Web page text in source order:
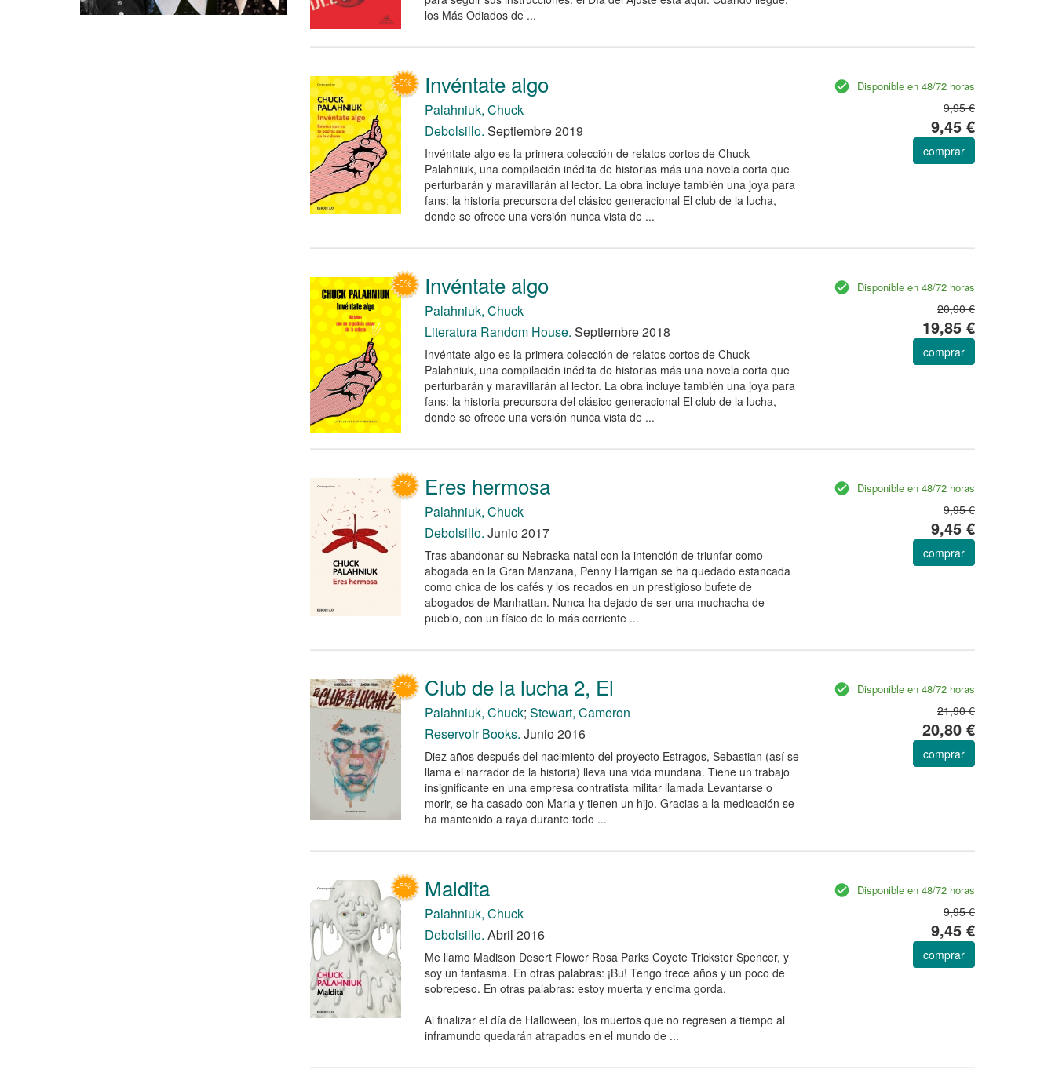
los Más Odiados de ...
Invéntate algo
Palahniuk, Chuck
Debolsillo. Septiembre 2019
Invéntate algo es la primera colección de relatos cortos de Chuck
Palahniuk, una compilación inédita de historias más una novela corta que
perturbarán y maravillarán al lector. La obra incluye también una joya para
fans: la historia precursora del clásico generacional El club de la lucha,
donde se ofrece una versión nunca vista de ...
Disponible en 48/72 horas
9,95 €
9,45 €
comprar
Invéntate algo
Palahniuk, Chuck
Literatura Random House. Septiembre 2018
Invéntate algo es la primera colección de relatos cortos de Chuck
Palahniuk, una compilación inédita de historias más una novela corta que
perturbarán y maravillarán al lector. La obra incluye también una joya para
fans: la historia precursora del clásico generacional El club de la lucha,
donde se ofrece una versión nunca vista de ...
Disponible en 48/72 horas
20,90 €
19,85 €
comprar
Eres hermosa
Palahniuk, Chuck
Debolsillo. Junio 2017
Tras abandonar su Nebraska natal con la intención de triunfar como
abogada en la Gran Manzana, Penny Harrigan se ha quedado estancada
como chica de los cafés y los recados en un prestigioso bufete de
abogados de Manhattan. Nunca ha dejado de ser una muchacha de
pueblo, con un físico de lo más corriente ...
Disponible en 48/72 horas
9,95 €
9,45 €
comprar
Club de la lucha 2, El
Palahniuk, Chuck; Stewart, Cameron
Reservoir Books. Junio 2016
Diez años después del nacimiento del proyecto Estragos, Sebastian (así se
llama el narrador de la historia) lleva una vida mundana. Tiene un trabajo
insignificante en una empresa contratista militar llamada Levantarse o
morir, se ha casado con Marla y tienen un hijo. Gracias a la medicación se
ha mantenido a raya durante todo ...
Disponible en 48/72 horas
21,90 €
20,80 €
comprar
Maldita
Palahniuk, Chuck
Debolsillo. Abril 2016
Me llamo Madison Desert Flower Rosa Parks Coyote Trickster Spencer, y
soy un fantasma. En otras palabras: ¡Bu! Tengo trece años y un poco de
sobrepeso. En otras palabras: estoy muerta y encima gorda.
Al finalizar el día de Halloween, los muertos que no regresen a tiempo al
inframundo quedarán atrapados en el mundo de ...
Disponible en 48/72 horas
9,95 €
9,45 €
comprar